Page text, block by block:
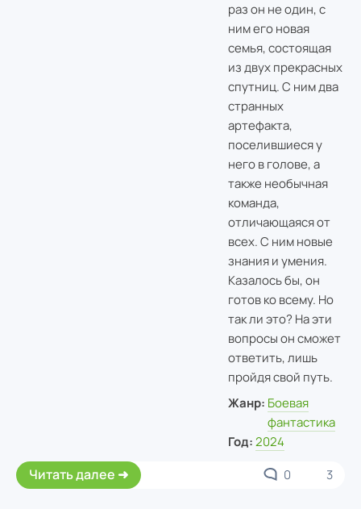
раз он не один, с
ним его новая
семья, состоящая
из двух прекрасных
спутниц. С ним два
странных
артефакта,
поселившиеся у
него в голове, а
также необычная
команда,
отличающаяся от
всех. С ним новые
знания и умения.
Казалось бы, он
готов ко всему. Но
так ли это? На эти
вопросы он сможет
ответить, лишь
пройдя свой путь.
Жанр: Боевая
фантастика
Год: 2024
Читать далее 0 3